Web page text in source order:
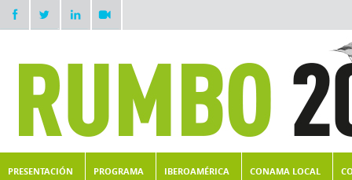
PRESENTACIÓN PROGRAMA IBEROAMÉRICA CONAMA LOCAL